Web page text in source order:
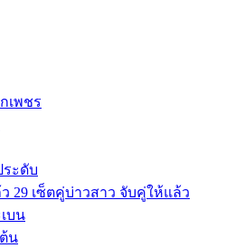
เพชร
ระดับ
29 เซ็ตคู่บ่าวสาว จับคู่ให้แล้ว
บน
น